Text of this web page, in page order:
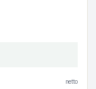
netto